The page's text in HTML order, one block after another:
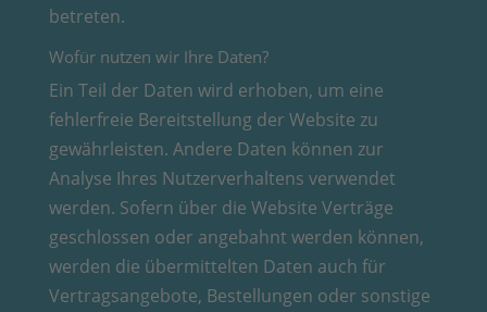
betreten.
Wofür nutzen wir Ihre Daten?
Ein Teil der Daten wird erhoben, um eine
fehlerfreie Bereitstellung der Website zu
gewährleisten. Andere Daten können zur
Analyse Ihres Nutzerverhaltens verwendet
werden. Sofern über die Website Verträge
geschlossen oder angebahnt werden können,
werden die übermittelten Daten auch für
Vertragsangebote, Bestellungen oder sonstige